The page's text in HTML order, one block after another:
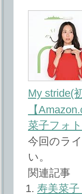
My stride(
【
菜子フォ
今回のラ
い。
関連記事
寿美菜